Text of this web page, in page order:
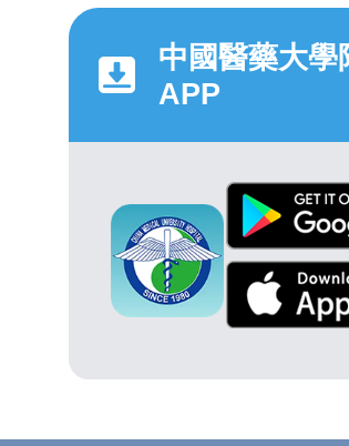
中國醫藥大學
APP